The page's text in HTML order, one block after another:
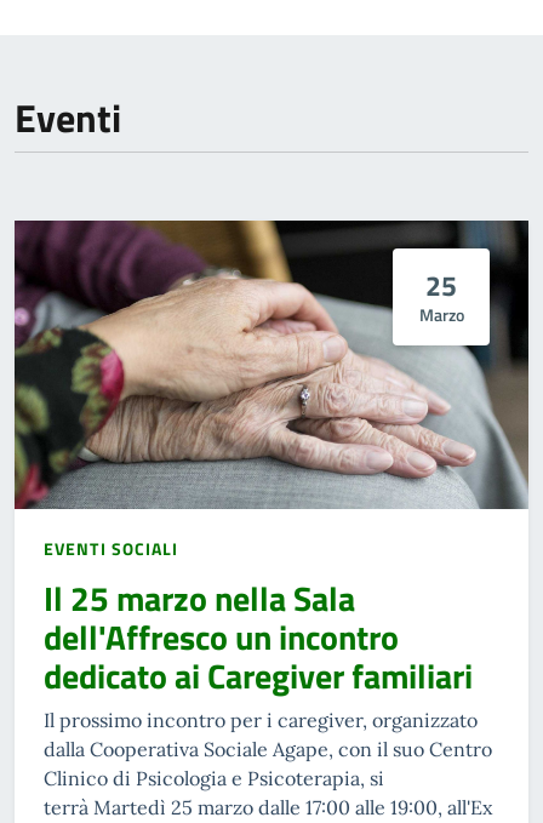
Eventi
25
Marzo
EVENTI SOCIALI
Il 25 marzo nella Sala
dell'Affresco un incontro
dedicato ai Caregiver familiari
Il prossimo incontro per i caregiver, organizzato
dalla Cooperativa Sociale Agape, con il suo Centro
Clinico di Psicologia e Psicoterapia, si
terrà Martedì 25 marzo dalle 17:00 alle 19:00, all'Ex